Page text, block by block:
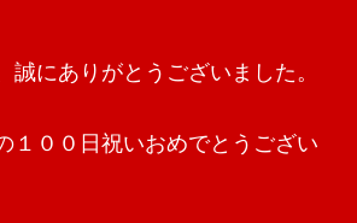
誠にありがとうございました。
１００日祝いおめでとうござい